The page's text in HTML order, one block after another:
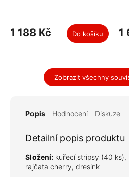
1 188 Kč Do košíku 1
Zobrazit všechny
Popis Hodnocení Diskuze
Detailní popis produktu
Složení: kuřecí stripsy (40 ks),
rajčata cherry, dresink